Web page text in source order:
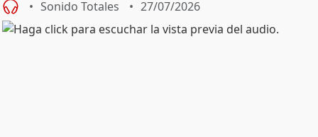
Sonido Totales 27/07/2026